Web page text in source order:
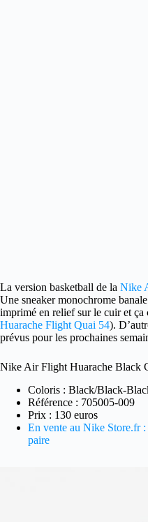
La version basketball de la Nike
Une sneaker monochrome
imprimé en relief sur le cuir et ça
Huarache Flight Quai 54).
prévus pour les prochaines
Nike Air Flight Huarache Black
Coloris : Black/Black-
Référence : 705005-009
Prix : 130 euros
En vente au Nike Store.fr
paire